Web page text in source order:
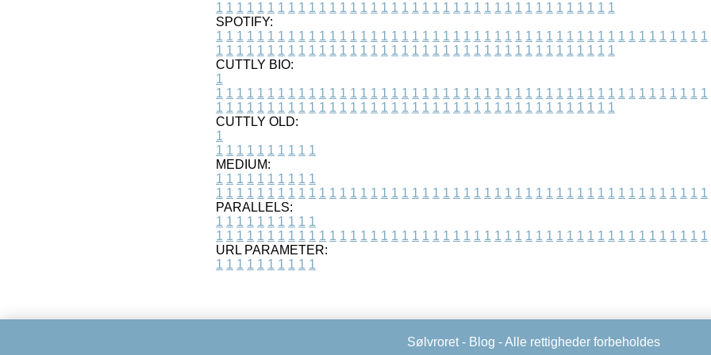
1 1 1 1 1 1 1 1 1 1 1 1 1 1 1 1 1 1 1 1 1 1 1 1 1 1 1 1 1 1 1 1 1 1 1 1 1 1 1
SPOTIFY:
1 1 1 1 1 1 1 1 1 1 1 1 1 1 1 1 1 1 1 1 1 1 1 1 1 1 1 1 1 1 1 1 1 1 1 1 1 1 1 1 1 1 1 1 1 1 1 1
1 1 1 1 1 1 1 1 1 1 1 1 1 1 1 1 1 1 1 1 1 1 1 1 1 1 1 1 1 1 1 1 1 1 1 1 1 1 1
CUTTLY BIO:
1
1 1 1 1 1 1 1 1 1 1 1 1 1 1 1 1 1 1 1 1 1 1 1 1 1 1 1 1 1 1 1 1 1 1 1 1 1 1 1 1 1 1 1 1 1 1 1 1
1 1 1 1 1 1 1 1 1 1 1 1 1 1 1 1 1 1 1 1 1 1 1 1 1 1 1 1 1 1 1 1 1 1 1 1 1 1 1
CUTTLY OLD:
1
1 1 1 1 1 1 1 1 1 1
MEDIUM:
1 1 1 1 1 1 1 1 1 1
1 1 1 1 1 1 1 1 1 1 1 1 1 1 1 1 1 1 1 1 1 1 1 1 1 1 1 1 1 1 1 1 1 1 1 1 1 1 1 1 1 1 1 1 1 1 1 1
PARALLELS:
1 1 1 1 1 1 1 1 1 1
1 1 1 1 1 1 1 1 1 1 1 1 1 1 1 1 1 1 1 1 1 1 1 1 1 1 1 1 1 1 1 1 1 1 1 1 1 1 1 1 1 1 1 1 1 1 1 1
URL PARAMETER:
1 1 1 1 1 1 1 1 1 1
Sølvroret - Blog - Alle rettigheder forbeholdes